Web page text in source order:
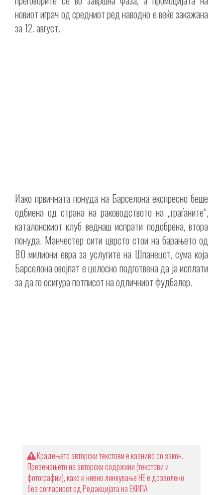
новиот играч од средниот ред наводно е веќе закажана
за 12. август.
Иако првичната понуда на Барселона експресно беше
одбиена од страна на раководството на „граѓаните“,
каталонскиот клуб веднаш испрати подобрена, втора
понуда. Манчестер сити цврсто стои на барањето од
80 милиони евра за услугите на Шпанецот, сума која
Барселона овојпат е целосно подготвена да ја исплати
за да го осигура потписот на одличниот фудбалер.
Крадењето авторски текстови е казниво со закон.
Преземањето на авторски содржини (текстови и
фотографии), како и нивно линкување НЕ е дозволено
без согласност од Редакцијата на ЕКИПА